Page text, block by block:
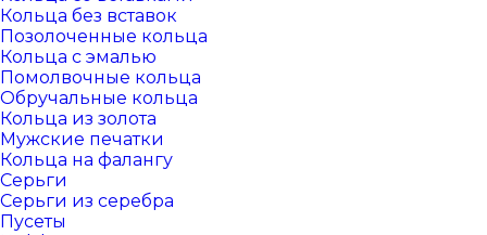
Кольца без вставок
Позолоченные кольца
Кольца с эмалью
Помолвочные кольца
Обручальные кольца
Кольца из золота
Мужские печатки
Кольца на фалангу
Серьги
Серьги из серебра
Пусеты